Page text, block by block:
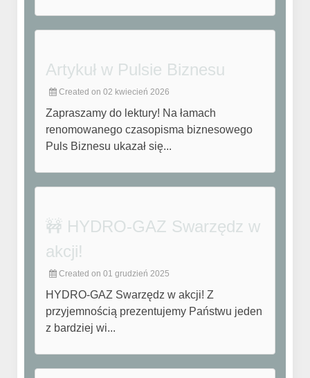
Artykuł w Pulsie Biznesu
Created on 02 kwiecień 2026
Zapraszamy do lektury! Na łamach
renomowanego czasopisma biznesowego
Puls Biznesu ukazał się...
🚧 HYDRO-GAZ Swarzędz w
akcji!
Created on 01 grudzień 2025
HYDRO-GAZ Swarzędz w akcji! Z
przyjemnością prezentujemy Państwu jeden
z bardziej wi...